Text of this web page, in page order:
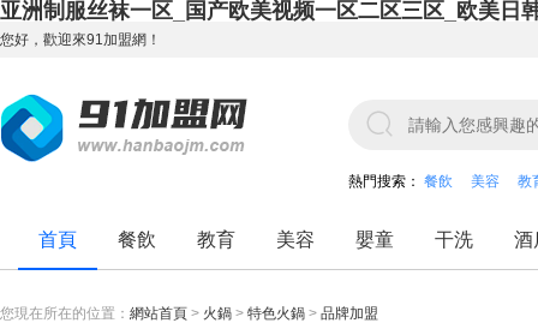
亚洲制服丝袜一区_国产欧美视频一区二区三区_欧美日
您好，歡迎來91加盟網！
熱門搜索： 餐飲 美容 教
首頁 餐飲 教育 美容 嬰童 干洗 酒
您現在所在的位置： 網站首頁 > 火鍋 > 特色火鍋 > 品牌加盟